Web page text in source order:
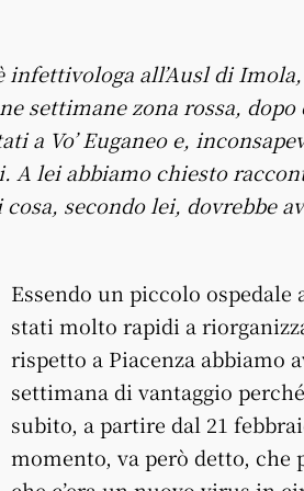
all’Ausl di
settimane zona rossa,
a Vo’ Euganeo e,
A lei abbiamo chiesto
secondo lei, dovrebbe
Essendo un piccolo ospedale
stati molto rapidi a
rispetto a Piacenza abbiamo
settimana di vantaggio
subito, a partire dal 21
momento, va però detto, che